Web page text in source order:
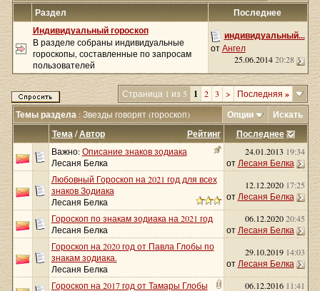
Раздел
Последнее
Индивидуальный гороскоп
В разделе собраны индивидуальные
гороскопы, составленные по запросам
пользователей
индивидуальный...
отАнгел
25.06.201420:28
Страница 1 из 5 1 2 3 > Последняя»
Темы раздела: Звезды говорят (гороскоп) Опции
Искать
Рейтинг
Тема/Автор Последнее
Важно:Описание знаков зодиака
Лесаня Белка
24.01.2013 19:34
от Лесаня Белка
Любовный Гороскоп на 2021 год для всех
знаков Зодиака
Лесаня Белка
12.12.2020 17:25
от Лесаня Белка
Гороскоп по знакам зодиака на 2021 год
Лесаня Белка
06.12.202020:45
от Лесаня Белка
Гороскоп на 2020 год от Павла Глобы по
знакам зодиака.
Лесаня Белка
29.10.2019 14:03
от Лесаня Белка
Гороскоп на 2017 год от Тамары Глобы
06.12.2016 11:41